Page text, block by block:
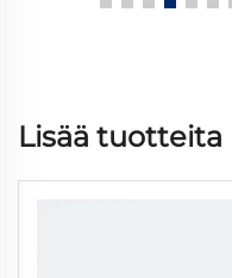
Lisää tuotteita